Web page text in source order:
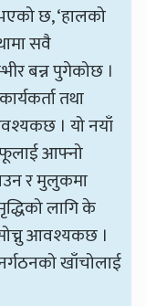
छ, ‘हालको
सवै
बन्न पुगेकोछ ।
तथा
। यो नयाँ
आफ्नो
र मुलुकमा
लागि के
आवश्यकछ ।
खाँचोलाई